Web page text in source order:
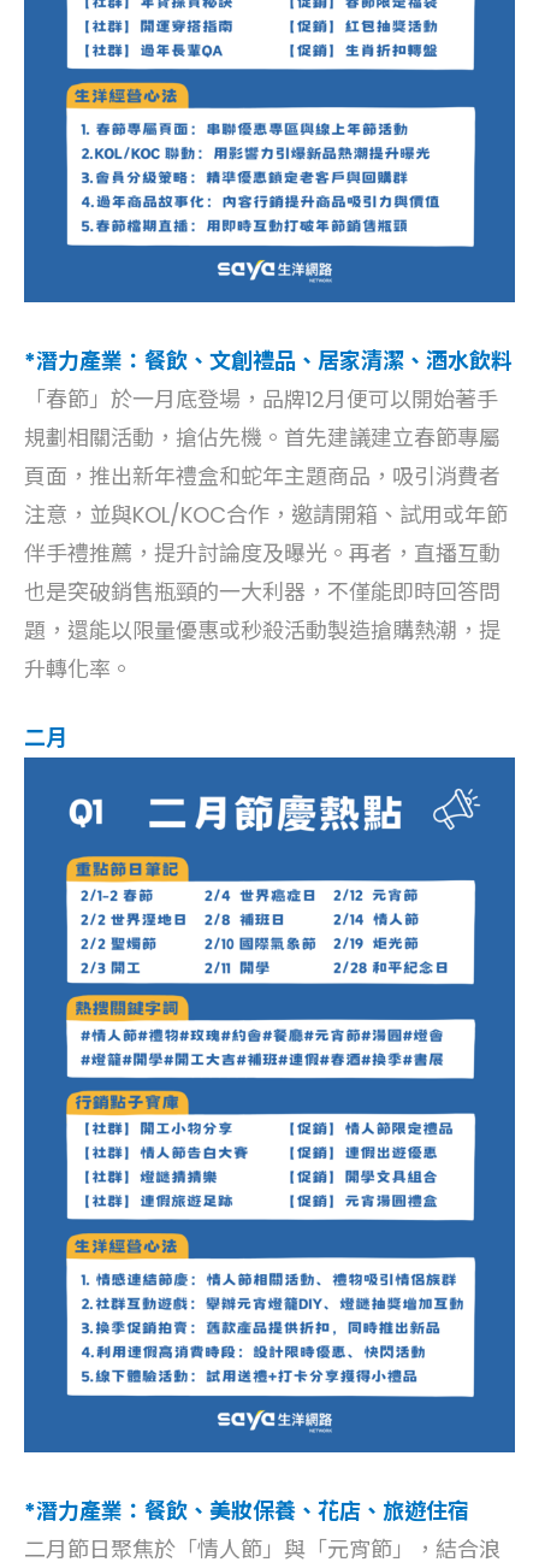
*潛力產業：餐飲、文創禮品、居家清潔、酒水飲料
「春節」於一月底登場，品牌12月便可以開始著手
規劃相關活動，搶佔先機。首先建議建立春節專屬
頁面，推出新年禮盒和蛇年主題商品，吸引消費者
注意，並與KOL/KOC合作，邀請開箱、試用或年節
伴手禮推薦，提升討論度及曝光。再者，直播互動
也是突破銷售瓶頸的一大利器，不僅能即時回答問
題，還能以限量優惠或秒殺活動製造搶購熱潮，提
升轉化率。
二月
*潛力產業：餐飲、美妝保養、花店、旅遊住宿
二月節日聚焦於「情人節」與「元宵節」，結合浪